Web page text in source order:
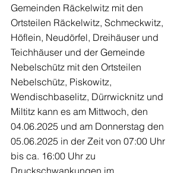
Gemeinden Räckelwitz mit den
Ortsteilen Räckelwitz, Schmeckwitz,
Höflein, Neudörfel, Dreihäuser und
Teichhäuser und der Gemeinde
Nebelschütz mit den Ortsteilen
Nebelschütz, Piskowitz,
Wendischbaselitz, Dürrwicknitz und
Miltitz kann es am Mittwoch, den
04.06.2025 und am Donnerstag den
05.06.2025 in der Zeit von 07:00 Uhr
bis ca. 16:00 Uhr zu
Druckschwankungen im